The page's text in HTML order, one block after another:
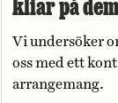
kliar på
Vi undersöker
oss med ett
arrangemang.